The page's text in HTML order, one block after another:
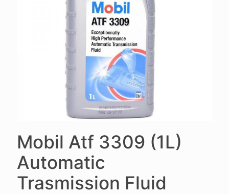
Mobil Atf 3309 (1L)
Automatic
Trasmission Fluid